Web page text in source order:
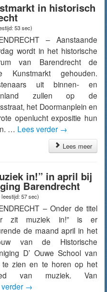
in historisch
53 sec)
– Aanstaande
wordt in het historische
van Barendrecht de
Kunstmarkt gehouden.
uit binnen- en
zullen op de
het Doormanplein en
openlucht expositie hun
… Lees verder →
Lees meer
in!” in april bij
Barendrecht
57 sec)
– Onder de titel
zit muziek in!” is er
de maand april in het
van de Historische
D’ Ouwe School van
te zien en te horen op het
van muziek. Van
→